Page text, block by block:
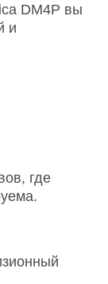
DM4P вы
и
где